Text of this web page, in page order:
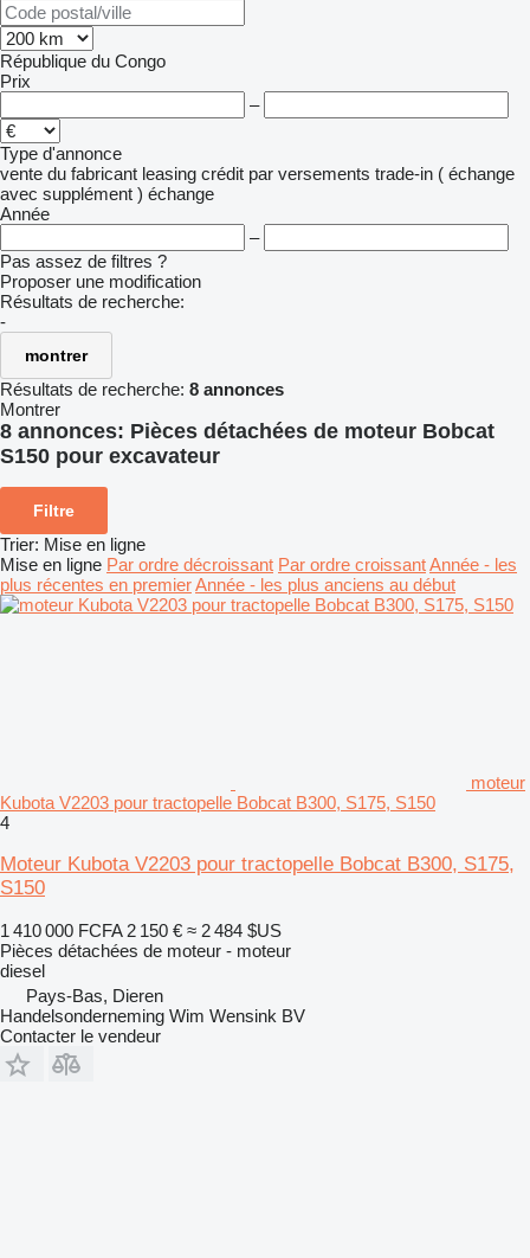
République du Congo
Prix
–
Type d'annonce
vente du fabricant leasing crédit par versements trade-in ( échange
avec supplément ) échange
Année
–
Pas assez de filtres ?
Proposer une modification
Résultats de recherche:
-
montrer
Résultats de recherche: 8 annonces
Montrer
8 annonces: Pièces détachées de moteur Bobcat
S150 pour excavateur
Filtre
Trier: Mise en ligne
Mise en ligne Par ordre décroissant Par ordre croissantAnnée - les
plus récentes en premierAnnée - les plus anciens au début
moteur
Kubota V2203 pour tractopelle Bobcat B300, S175, S150
4
Moteur Kubota V2203 pour tractopelle Bobcat B300, S175,
S150
1 410 000 FCFA 2 150 € ≈ 2 484 $US
Pièces détachées de moteur - moteur
diesel
Pays-Bas, Dieren
Handelsonderneming Wim Wensink BV
Contacter le vendeur